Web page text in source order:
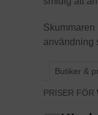
Skummaren
användning
Butiker &
PRISER FÖR